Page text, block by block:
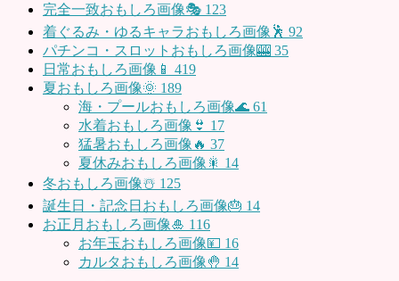
完全一致おもしろ画像🎭 123
着ぐるみ・ゆるキャラおもしろ画像🕺 92
パチンコ・スロットおもしろ画像🎰 35
日常おもしろ画像📱 419
夏おもしろ画像🌞 189
海・プールおもしろ画像🌊 61
水着おもしろ画像👙 17
猛暑おもしろ画像🔥 37
夏休みおもしろ画像🎇 14
冬おもしろ画像☃️ 125
誕生日・記念日おもしろ画像🎂 14
お正月おもしろ画像🎍 116
お年玉おもしろ画像💴 16
カルタおもしろ画像🤚 14